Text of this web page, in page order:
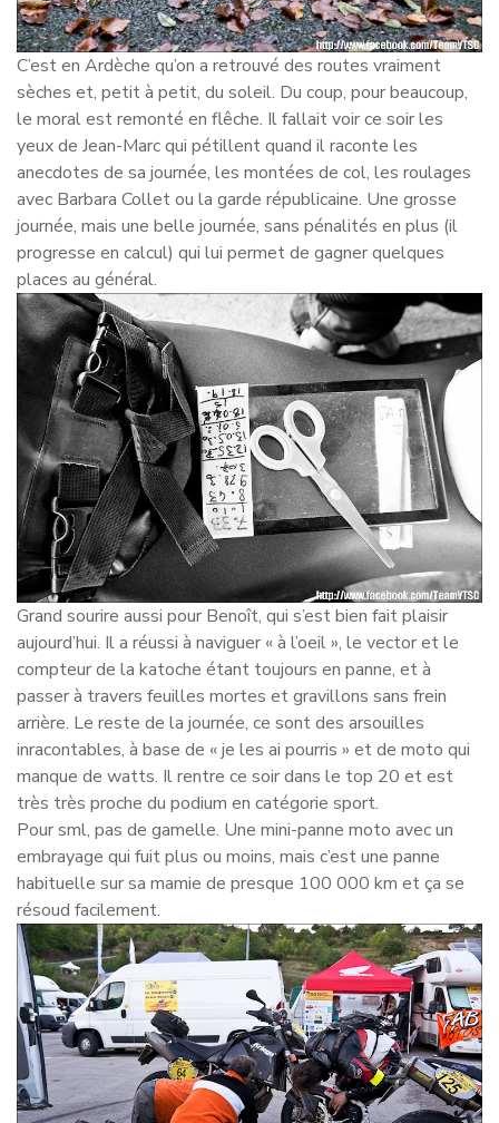
C’est en Ardèche qu’on a retrouvé des routes vraiment
sèches et, petit à petit, du soleil. Du coup, pour beaucoup,
le moral est remonté en flêche. Il fallait voir ce soir les
yeux de Jean-Marc qui pétillent quand il raconte les
anecdotes de sa journée, les montées de col, les roulages
avec Barbara Collet ou la garde républicaine. Une grosse
journée, mais une belle journée, sans pénalités en plus (il
progresse en calcul) qui lui permet de gagner quelques
places au général.
Grand sourire aussi pour Benoît, qui s’est bien fait plaisir
aujourd’hui. Il a réussi à naviguer « à l’oeil », le vector et le
compteur de la katoche étant toujours en panne, et à
passer à travers feuilles mortes et gravillons sans frein
arrière. Le reste de la journée, ce sont des arsouilles
inracontables, à base de « je les ai pourris » et de moto qui
manque de watts. Il rentre ce soir dans le top 20 et est
très très proche du podium en catégorie sport.
Pour sml, pas de gamelle. Une mini-panne moto avec un
embrayage qui fuit plus ou moins, mais c’est une panne
habituelle sur sa mamie de presque 100 000 km et ça se
résoud facilement.